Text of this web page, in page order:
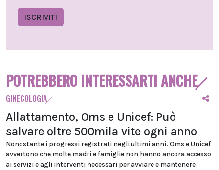
ISCRIVITI
POTREBBERO INTERESSARTI ANCHE
GINECOLOGIA
Allattamento, Oms e Unicef: Può
salvare oltre 500mila vite ogni anno
Nonostante i progressi registrati negli ultimi anni, Oms e Unicef
avvertono che molte madri e famiglie non hanno ancora accesso
ai servizi e agli interventi necessari per avviare e mantenere